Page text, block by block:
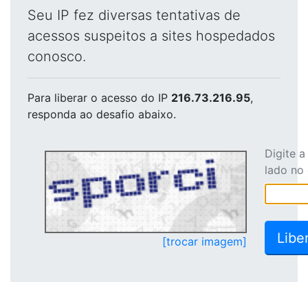
Seu IP fez diversas tentativas de
acessos suspeitos a sites hospedados
conosco.
Para liberar o acesso do IP 216.73.216.95,
responda ao desafio abaixo.
[trocar imagem]
Digite
lado no